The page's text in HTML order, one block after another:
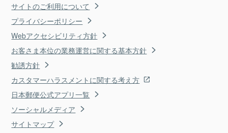
サイトのご利用について
プライバシーポリシー
Webアクセシビリティ方針
お客さま本位の業務運営に関する基本方針
勧誘方針
カスタマーハラスメントに関する考え方
日本郵便公式アプリ一覧
ソーシャルメディア
サイトマップ